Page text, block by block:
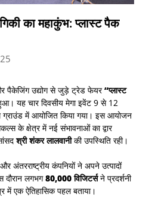
का महाकुंभ: प्लास्ट पैक
पैकेजिंग उद्योग से जुड़े ट्रेड फेयर“प्लास्ट
यह चार दिवसीय मेगा इवेंट 9 से 12
में आयोजित किया गया। इस आयोजन
के क्षेत्र में नई संभावनाओं का द्वार
श्री शंकर लालवानीकी उपस्थिति रही।
अंतरराष्ट्रीय कंपनियों ने अपने उत्पादों
दौरान लगभग80,000 विजिटर्सने प्रदर्शनी
में एक ऐतिहासिक पहल बताया।